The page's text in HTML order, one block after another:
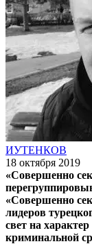
ИУТЕНКОВ
18 октября 2019
«Совершенно
«Совершенно
лидеров
свет на
криминальной